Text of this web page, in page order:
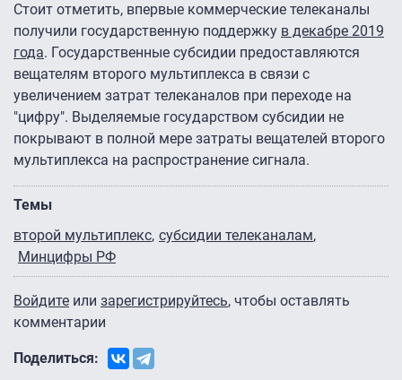
Стоит отметить, впервые коммерческие телеканалы
получили государственную поддержку в декабре 2019
года. Государственные субсидии предоставляются
вещателям второго мультиплекса в связи с
увеличением затрат телеканалов при переходе на
"цифру". Выделяемые государством субсидии не
покрывают в полной мере затраты вещателей второго
мультиплекса на распространение сигнала.
Темы
второй мультиплекс субсидии телеканалам
Минцифры РФ
Войдите или зарегистрируйтесь, чтобы оставлять
комментарии
Поделиться: